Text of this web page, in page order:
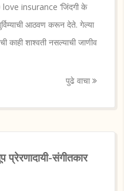
insurance ‘जिंदगी के
आठवण करून देते. गेल्या
काही शाश्वती नसल्याची जाणीव
पुढे वाचा
संगीतकार